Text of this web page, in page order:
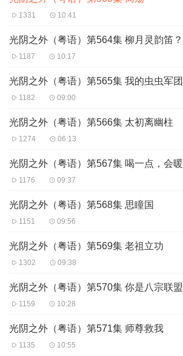
1331 10:41
光阴之外（粤语）第564集 柳月灵韵笛？
1187 10:17
光阴之外（粤语）第565集 我的虫虫军团
1182 09:00
光阴之外（粤语）第566集 太初离幽柱
1274 06:13
光阴之外（粤语）第567集 喝一点，会
1176 09:37
光阴之外（粤语）第568集 思瞳国
1151 09:56
光阴之外（粤语）第569集 老祖立功
1302 09:38
光阴之外（粤语）第570集 你是八宗联盟
1159 10:28
光阴之外（粤语）第571集 师尊救我
1135 10:55